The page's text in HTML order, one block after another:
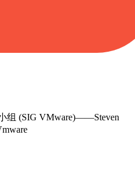
组 (SIG VMware)——Steven